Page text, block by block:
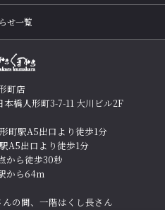
せ一覧
町店
橋人形町3-7-11 大川ビル2F
町駅A5出口より徒歩1分
A5出口より徒歩1分
から徒歩30秒
から64m
の間、一階はくし長さん